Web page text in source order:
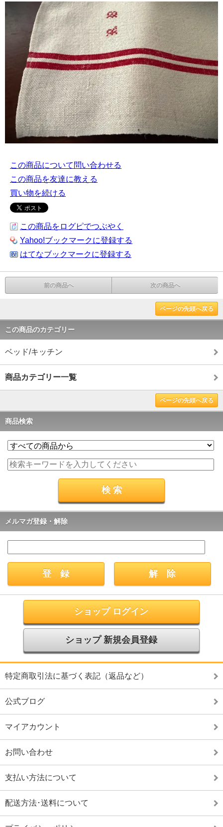
この商品について問い合わせる
この商品を友達に教える
買い物を続ける
この商品をログピでつぶやく
Yahoo!ブックマークに登録する
はてなブックマークに登録する
前の商品へ 次の商品へ
ページの先頭へ戻る
この商品のカテゴリー
ベッド/キッチン
商品カテゴリー一覧
ページの先頭へ戻る
商品検索
メルマガ登録・解除
ショップ ログイン
ショップ 新規会員登録
特定商取引法に基づく表記（返品など）
公式ブログ
マイアカウント
お問い合わせ
支払い方法について
配送方法･送料について